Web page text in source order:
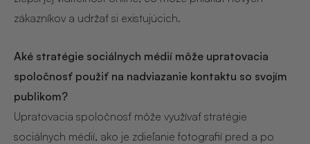
zákazníkov a udržať si existujúcich.
Aké stratégie sociálnych médií môže upratovacia
spoločnosť použiť na nadviazanie kontaktu so svojím
publikom?
Upratovacia spoločnosť môže využívať stratégie
sociálnych médií, ako je zdieľanie fotografií pred a po